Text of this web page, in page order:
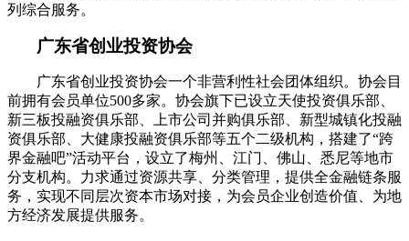
列综合服务。
广东省创业投资协会
广东省创业投资协会一个非营利性社会团体组织。协会目
前拥有会员单位500多家。协会旗下已设立天使投资俱乐部、
新三板投融资俱乐部、上市公司并购俱乐部、新型城镇化投融
资俱乐部、大健康投融资俱乐部等五个二级机构，搭建了“跨
界金融吧”活动平台，设立了梅州、江门、佛山、悉尼等地市
分支机构。力求通过资源共享、分类管理，提供全金融链条服
务，实现不同层次资本市场对接，为会员企业创造价值、为地
方经济发展提供服务。